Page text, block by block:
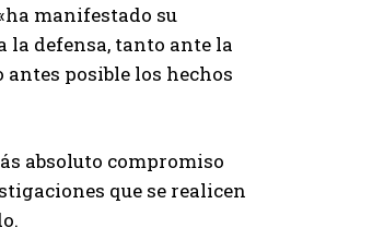
manifestado su
la defensa, tanto ante la
posible los hechos
absoluto compromiso
que se realicen